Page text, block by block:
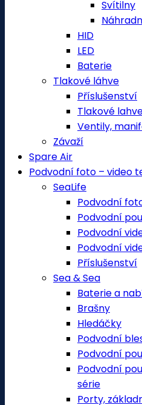
Svítilny
HID
LED
Baterie
Tlakové láhve
Příslušenství
Tlakové
Ventily,
Závaží
Spare Air
Podvodní foto – video
SeaLife
Podvodní
Podvodní
Podvodní
Podvodní
Příslušenství
Sea & Sea
Baterie a
Brašny
Hledáčky
Podvodní
Podvodní
Podvodní
série
Porty,